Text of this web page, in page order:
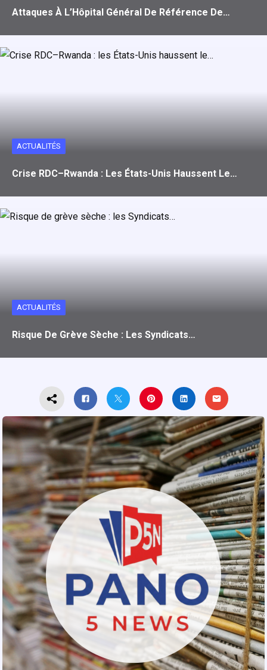
Attaques À L’Hôpital Général De Référence De…
ACTUALITÉS
Crise RDC–Rwanda : Les États-Unis Haussent Le…
ACTUALITÉS
Risque De Grève Sèche : Les Syndicats…